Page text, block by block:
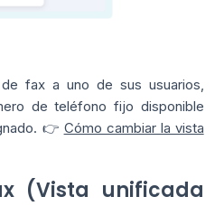
fax a uno de sus usuarios,
de teléfono fijo disponible
👉 Cómo cambiar la vista
(Vista unificada